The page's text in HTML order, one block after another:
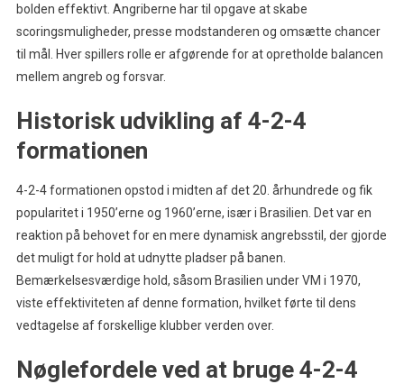
bolden effektivt. Angriberne har til opgave at skabe
scoringsmuligheder, presse modstanderen og omsætte chancer
til mål. Hver spillers rolle er afgørende for at opretholde balancen
mellem angreb og forsvar.
Historisk udvikling af 4-2-4
formationen
4-2-4 formationen opstod i midten af det 20. århundrede og fik
popularitet i 1950’erne og 1960’erne, især i Brasilien. Det var en
reaktion på behovet for en mere dynamisk angrebsstil, der gjorde
det muligt for hold at udnytte pladser på banen.
Bemærkelsesværdige hold, såsom Brasilien under VM i 1970,
viste effektiviteten af denne formation, hvilket førte til dens
vedtagelse af forskellige klubber verden over.
Nøglefordele ved at bruge 4-2-4